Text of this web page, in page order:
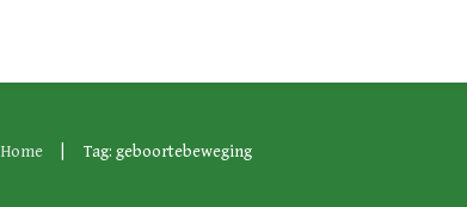
Home Tag: geboortebeweging